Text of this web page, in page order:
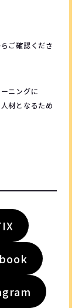
ご確認くださ
ニングに
材となるため